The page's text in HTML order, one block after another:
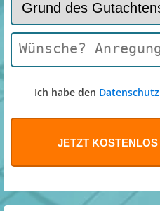
Ich habe den Datenschutz